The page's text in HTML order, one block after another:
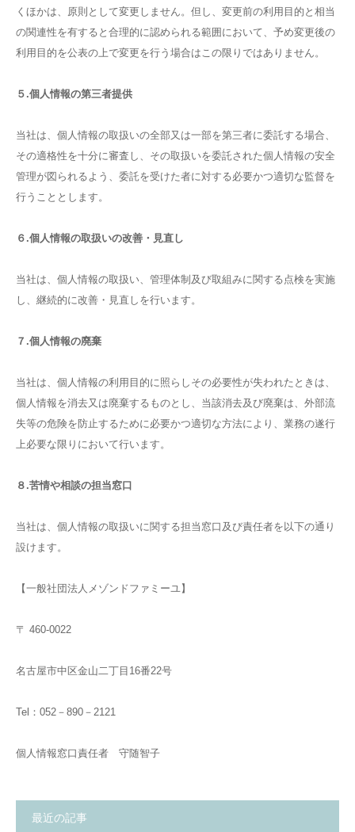
くほかは、原則として変更しません。但し、変更前の利用目的と相当
の関連性を有すると合理的に認められる範囲において、予め変更後の
利用目的を公表の上で変更を行う場合はこの限りではありません。
５.個人情報の第三者提供
当社は、個人情報の取扱いの全部又は一部を第三者に委託する場合、
その適格性を十分に審査し、その取扱いを委託された個人情報の安全
管理が図られるよう、委託を受けた者に対する必要かつ適切な監督を
行うこととします。
６.個人情報の取扱いの改善・見直し
当社は、個人情報の取扱い、管理体制及び取組みに関する点検を実施
し、継続的に改善・見直しを行います。
７.個人情報の廃棄
当社は、個人情報の利用目的に照らしその必要性が失われたときは、
個人情報を消去又は廃棄するものとし、当該消去及び廃棄は、外部流
失等の危険を防止するために必要かつ適切な方法により、業務の遂行
上必要な限りにおいて行います。
８.苦情や相談の担当窓口
当社は、個人情報の取扱いに関する担当窓口及び責任者を以下の通り
設けます。
【一般社団法人メゾンドファミーユ】
〒 460-0022
名古屋市中区金山二丁目16番22号
Tel：052－890－2121
個人情報窓口責任者 守随智子
最近の記事